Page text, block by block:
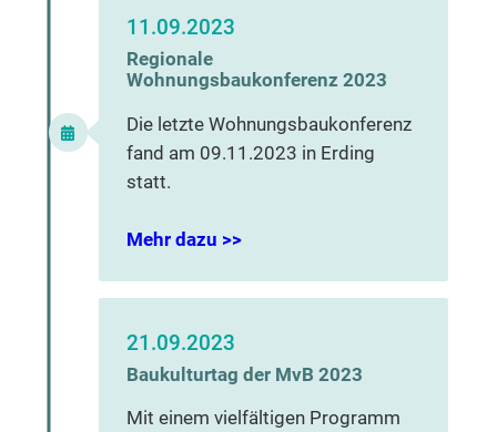
11.09.2023
Regionale
Wohnungsbaukonferenz 2023
Die letzte Wohnungsbaukonferenz
fand am 09.11.2023 in Erding
statt.
Mehr dazu >>
21.09.2023
Baukulturtag der MvB 2023
Mit einem vielfältigen Programm